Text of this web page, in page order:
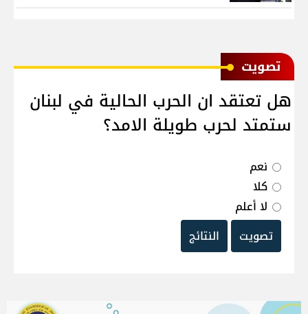
ﺗﺼﻮﻳﺖ
هل تعتقد ان الحرب الحالية في لبنان
ستمتد لحرب طويلة الامد؟
نعم
كلا
لا أعلم
تصويت
النتائج